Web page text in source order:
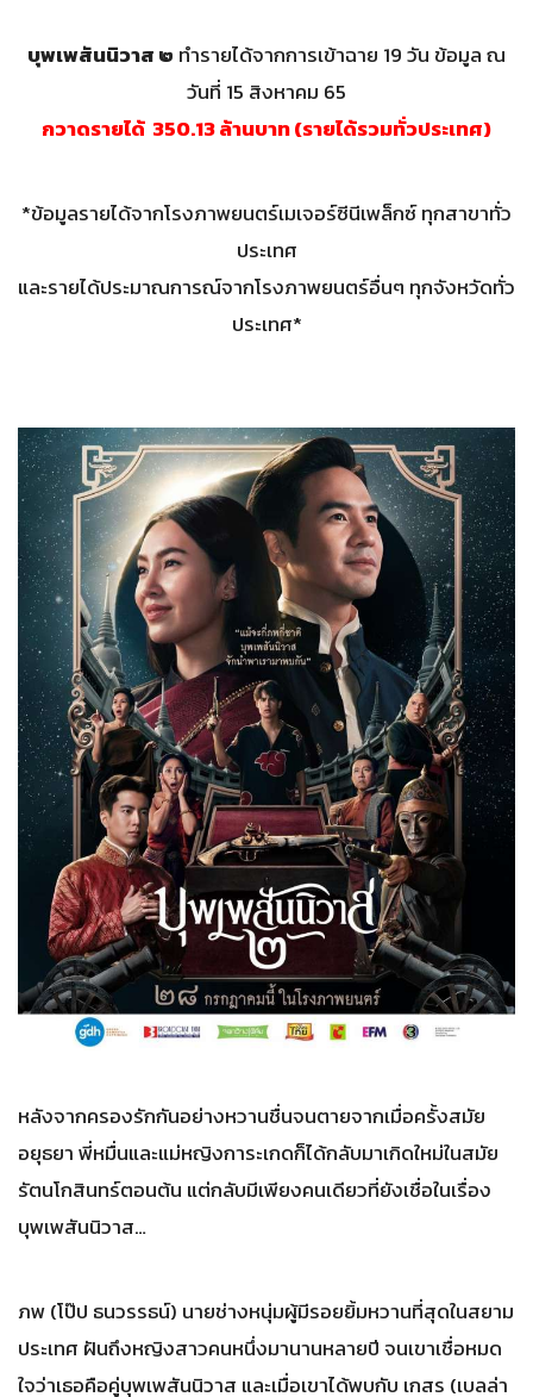
บุพเพสันนิวาส ๒ ทำรายได้จากการเข้าฉาย 19 วัน ข้อมูล ณ
วันที่ 15 สิงหาคม 65
กวาดรายได้ 350.13 ล้านบาท (รายได้รวมทั่วประเทศ)
*ข้อมูลรายได้จากโรงภาพยนตร์เมเจอร์ซีนีเพล็กซ์ ทุกสาขาทั่ว
ประเทศ
และรายได้ประมาณการณ์จากโรงภาพยนตร์อื่นๆ ทุกจังหวัดทั่ว
ประเทศ*
หลังจากครองรักกันอย่างหวานชื่นจนตายจากเมื่อครั้งสมัย
อยุธยา พี่หมื่นและแม่หญิงการะเกดก็ได้กลับมาเกิดใหม่ในสมัย
รัตนโกสินทร์ตอนต้น แต่กลับมีเพียงคนเดียวที่ยังเชื่อในเรื่อง
บุพเพสันนิวาส…
ภพ (โป๊ป ธนวรรธน์) นายช่างหนุ่มผู้มีรอยยิ้มหวานที่สุดในสยาม
ประเทศ ฝันถึงหญิงสาวคนหนึ่งมานานหลายปี จนเขาเชื่อหมด
ใจว่าเธอคือคู่บุพเพสันนิวาส และเมื่อเขาได้พบกับ เกสร (เบลล่า